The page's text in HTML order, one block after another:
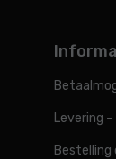
Levering